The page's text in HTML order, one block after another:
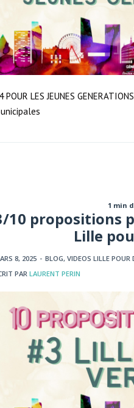
POUR LES JEUNES
1 min
10 propositions
Lille
8, 2025 - BLOG, VIDEOS LILLE POUR
PARLAURENT PERIN